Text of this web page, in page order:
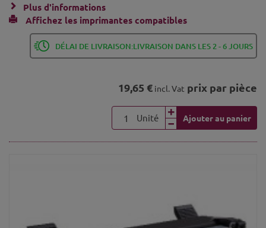
Plus d'informations
Affichez les imprimantes compatibles
DÉLAI DE LIVRAISON:LIVRAISON DANS LES 2 - 6 JOURS
19,65 € incl. Vat prix par pièce
Unité Ajouter au panier